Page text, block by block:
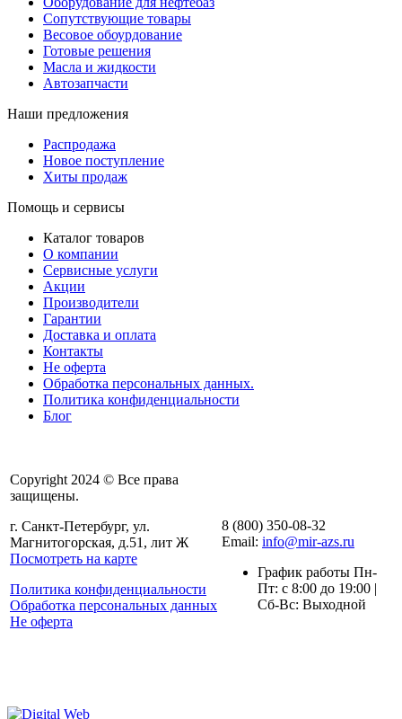
Сопутствующие товары
Весовое обоурдование
Готовые решения
Масла и жидкости
Автозапчасти
Наши предложения
Распродажа
Новое поступление
Хиты продаж
Помощь и сервисы
Каталог товаров
О компании
Сервисные услуги
Акции
Производители
Гарантии
Доставка и оплата
Контакты
Не оферта
Обработка персональных данных.
Политика конфиденциальности
Блог
Copyright 2024 © Все права
защищены.
г. Санкт-Петербург, ул.
Магнитогорская, д.51, лит Ж
Посмотреть на карте
Политика конфиденциальности
Обработка персональных данных
Не оферта
8 (800) 350-08-32
Email: info@mir-azs.ru
График работы Пн-
Пт: с 8:00 до 19:00 |
Сб-Вс: Выходной